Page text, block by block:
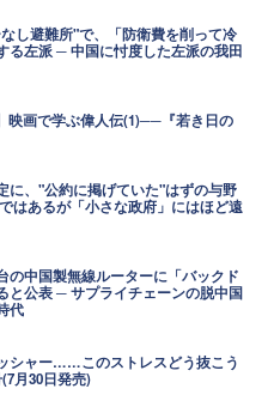
し避難所"で、「防衛費を削って冷
る左派 ─ 中国に忖度した左派の我田
映画で学ぶ偉人伝(1)──『若き日の
に、"公約に掲げていた"はずの与野
はあるが「小さな政府」にはほど遠
の中国製無線ルーターに「バックド
と公表 ─ サプライチェーンの脱中国
代
シャー……このストレスどう抜こう
月30日発売)